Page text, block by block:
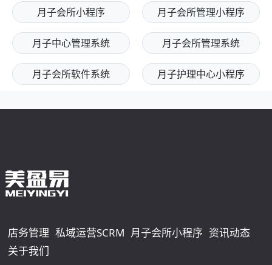
月子会所小程序 月子会所管理小程序
月子中心管理系统 月子会所管理系统
月子会所软件系统 月子护理中心小程序
店务管理 私域运营SCRM 月子会所小程序 资讯动态
关于我们